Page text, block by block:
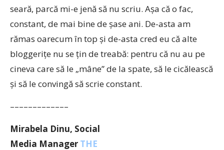
seară, parcă mi-e jenă să nu scriu. Aşa că o fac,
constant, de mai bine de şase ani. De-asta am
rămas oarecum în top şi de-asta cred eu că alte
bloggeriţe nu se ţin de treabă: pentru că nu au pe
cineva care să le „mâne” de la spate, să le cicălească
şi să le convingă să scrie constant.
–––––––––––––
Mirabela Dinu, Social
Media Manager THE